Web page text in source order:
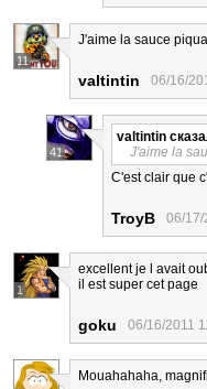
11
J'aime la sauce
valtintin 06/16/
41
valtintin
J'aime la
C'est clair que
TroyB 06/17/
1
excellent je l avait
il est super cet page
goku 06/16/2011
Mouahahaha,